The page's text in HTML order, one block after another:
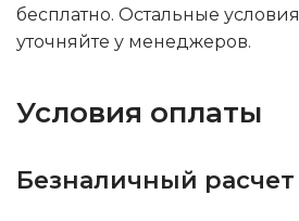
бесплатно. Остальные
уточняйте у менеджеров.
Условия оплаты
Безналичный расчет